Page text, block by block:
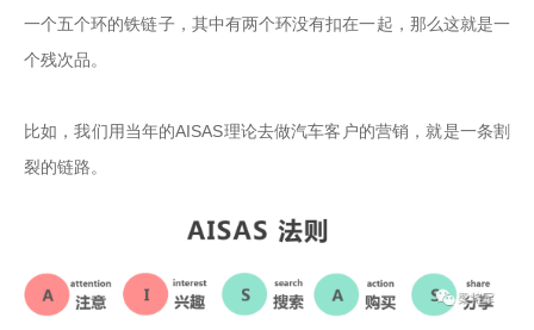
一个五个环的铁链子，其中有两个环没有扣在一起，那么这就是一
个残次品。
比如，我们用当年的AISAS理论去做汽车客户的营销，就是一条割
裂的链路。